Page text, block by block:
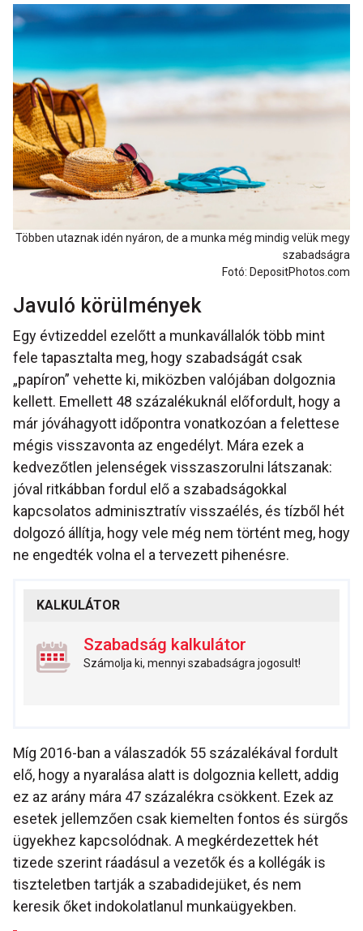
Többen utaznak idén nyáron, de a munka még mindig velük megy
szabadságra
Fotó: DepositPhotos.com
Javuló körülmények
Egy évtizeddel ezelőtt a munkavállalók több mint
fele tapasztalta meg, hogy szabadságát csak
„papíron” vehette ki, miközben valójában dolgoznia
kellett. Emellett 48 százalékuknál előfordult, hogy a
már jóváhagyott időpontra vonatkozóan a felettese
mégis visszavonta az engedélyt. Mára ezek a
kedvezőtlen jelenségek visszaszorulni látszanak:
jóval ritkábban fordul elő a szabadságokkal
kapcsolatos adminisztratív visszaélés, és tízből hét
dolgozó állítja, hogy vele még nem történt meg, hogy
ne engedték volna el a tervezett pihenésre.
KALKULÁTOR
Szabadság kalkulátor
Számolja ki, mennyi szabadságra jogosult!
Míg 2016-ban a válaszadók 55 százalékával fordult
elő, hogy a nyaralása alatt is dolgoznia kellett, addig
ez az arány mára 47 százalékra csökkent. Ezek az
esetek jellemzően csak kiemelten fontos és sürgős
ügyekhez kapcsolódnak. A megkérdezettek hét
tizede szerint ráadásul a vezetők és a kollégák is
tiszteletben tartják a szabadidejüket, és nem
keresik őket indokolatlanul munkaügyekben.